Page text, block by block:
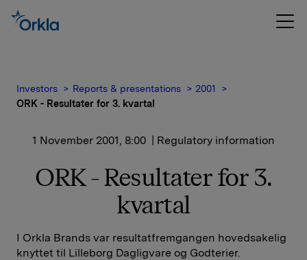
Investors Reports & presentations
2001
ORK - Resultater for 3. kvartal
1 November 2001, 8:00 | Regulatory information
ORK - Resultater for 3.
kvartal
I Orkla Brands var resultatfremgangen hovedsakelig
knyttet til Lilleborg Dagligvare og Godterier.